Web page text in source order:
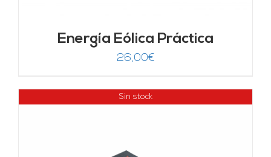
Energía Eólica Práctica
26,00€
Sin stock